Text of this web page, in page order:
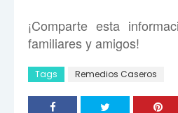
¡Comparte esta
familiares y amigos!
Tags Remedios Caseros